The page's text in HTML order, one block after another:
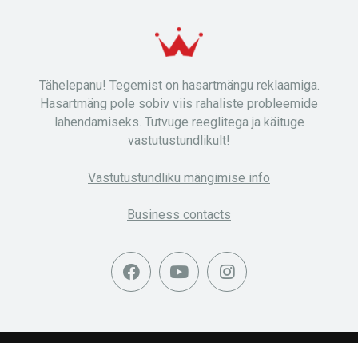
Tähelepanu! Tegemist on hasartmängu reklaamiga.
Hasartmäng pole sobiv viis rahaliste probleemide
lahendamiseks. Tutvuge reeglitega ja käituge
vastutustundlikult!
Vastutustundliku mängimise info
Business contacts